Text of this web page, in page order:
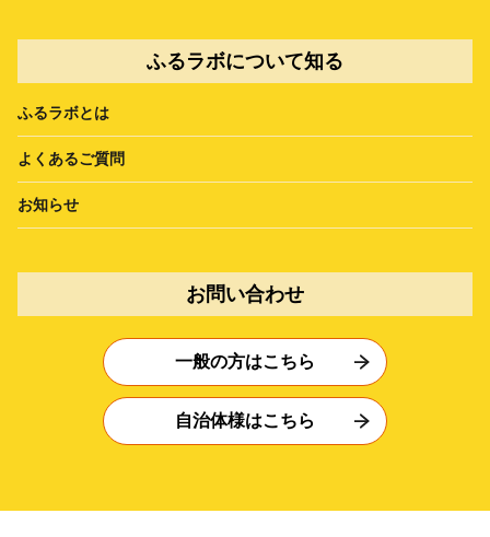
ふるラボについて知る
ふるラボとは
よくあるご質問
お知らせ
お問い合わせ
一般の方はこちら
自治体様はこちら